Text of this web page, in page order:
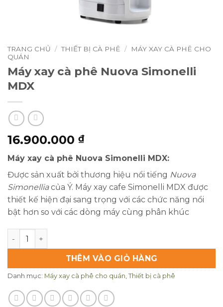
TRANG CHỦ / THIẾT BỊ CÀ PHÊ /
MÁY XAY CÀ PHÊ CHO
QUÁN
Máy xay cà phê Nuova Simonelli
MDX
16.900.000 ₫
Máy xay cà phê Nuova Simonelli MDX:
Được sản xuất bởi thương hiệu nổi tiếng Nuova
Simonelliacủa Ý. Máy xay cafe Simonelli MDX được
thiết kế hiện đại sang trọng với các chức năng nổi
bật hơn so với các dòng máy cùng phân khúc
Máy xay cà phê Nuova Simonelli MDX số lượng
THÊM VÀO GIỎ HÀNG
Danh mục: Máy xay cà phê cho quán, Thiết bị cà phê